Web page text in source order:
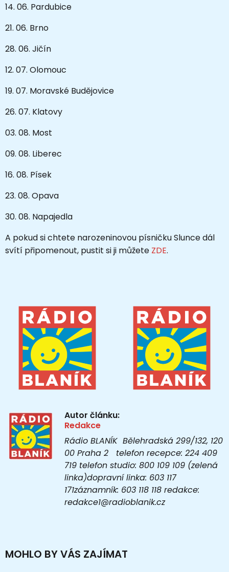
14. 06. Pardubice
21. 06. Brno
28. 06. Jičín
12. 07. Olomouc
19. 07. Moravské Budějovice
26. 07. Klatovy
03. 08. Most
09. 08. Liberec
16. 08. Písek
23. 08. Opava
30. 08. Napajedla
A pokud si chtete narozeninovou písničku Slunce dál
svítí připomenout, pustit si ji můžete ZDE.
Autor článku:
Redakce
Rádio BLANÍK Bělehradská 299/132, 120
00 Praha 2 telefon recepce: 224 409
719 telefon studio: 800 109 109 (zelená
linka)dopravní linka: 603 117
171záznamník: 603 118 118 redakce:
redakce1@radioblanik.cz
MOHLO BY VÁS ZAJÍMAT